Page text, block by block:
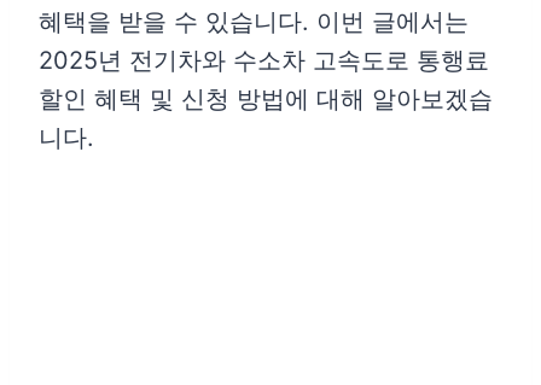
혜택을 받을 수 있습니다. 이번 글에서는
2025년 전기차와 수소차 고속도로 통행료
할인 혜택 및 신청 방법에 대해 알아보겠습
니다.